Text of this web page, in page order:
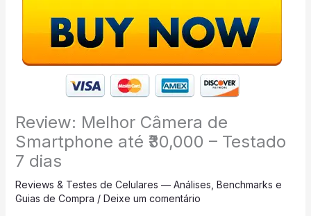
Review: Melhor Câmera de
Smartphone até ₹30,000 – Testado
7 dias
Reviews & Testes de Celulares — Análises, Benchmarks e
Guias de Compra / Deixe um comentário